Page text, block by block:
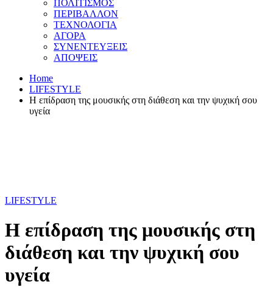
ΠΟΛΙΤΙΣΜΟΣ
ΠΕΡΙΒΑΛΛΟΝ
ΤΕΧΝΟΛΟΓΙΑ
ΑΓΟΡΑ
ΣΥΝΕΝΤΕΥΞΕΙΣ
ΑΠΟΨΕΙΣ
Home
LIFESTYLE
Η επίδραση της μουσικής στη διάθεση και την ψυχική σου
υγεία
LIFESTYLE
Η επίδραση της μουσικής στη
διάθεση και την ψυχική σου
υγεία